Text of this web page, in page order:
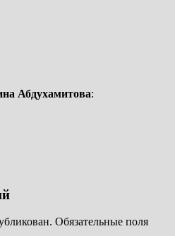
Абдухамитова:
Обязательные поля